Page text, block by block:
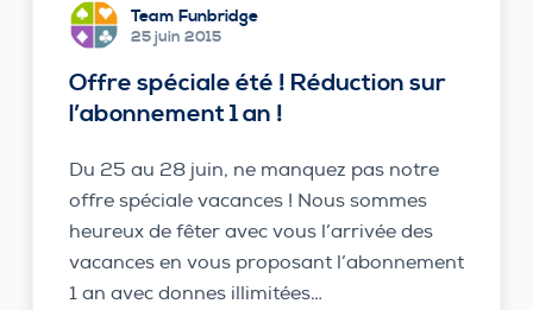
Team Funbridge
25 juin 2015
Offre spéciale été ! Réduction sur
l’abonnement 1 an !
Du 25 au 28 juin, ne manquez pas notre
offre spéciale vacances ! Nous sommes
heureux de fêter avec vous l’arrivée des
vacances en vous proposant l’abonnement
1 an avec donnes illimitées…